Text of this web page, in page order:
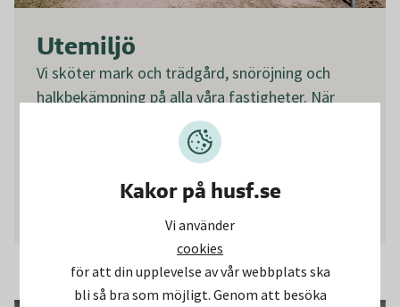
Kakor på husf.se
Vi använder
cookies
för att din upplevelse av vår webbplats ska
bli så bra som möjligt. Genom att besöka
Utemiljö
Vi sköter mark och trädgård, snöröjning och
halkbekämpning på alla våra fastigheter. När
våren närmar sig är det dags att städa upp efter
vintern. Sandsopning pågår hela april.